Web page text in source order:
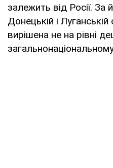
залежить від Росії. За
Донецькій і
вирішена не на рівні
загальнонаціональному